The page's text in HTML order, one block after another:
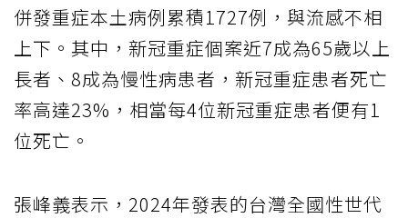
併發重症本土病例累積1727例，與流感不相
上下。其中，新冠重症個案近7成為65歲以上
長者、8成為慢性病患者，新冠重症患者死亡
率高達23%，相當每4位新冠重症患者便有1
位死亡。
張峰義表示，2024年發表的台灣全國性世代